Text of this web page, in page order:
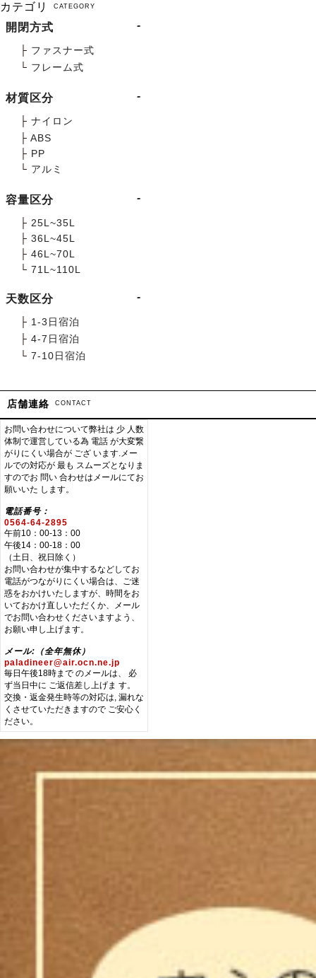
カテゴリ CATEGORY
開閉方式
├ ファスナー式
└ フレーム式
材質区分
├ ナイロン
├ ABS
├ PP
└ アルミ
容量区分
├ 25L~35L
├ 36L~45L
├ 46L~70L
└ 71L~110L
天数区分
├ 1-3日宿泊
├ 4-7日宿泊
└ 7-10日宿泊
店舗連絡 CONTACT
お問い合わせについて弊社は 少 人数
体制で運営している為 電話 が大変繋
がりにくい場合が ござ います.メー
ルでの対応が 最も スムーズとなりま
すのでお 問い 合わせはメールにてお
願いいた します。
電話番号：
0564-64-2895
午前10：00-13：00
午後14：00-18：00
（土日、祝日除く）
お問い合わせが集中するなどしてお
電話がつながりにくい場合は、ご迷
惑をおかけいたしますが、時間をお
いておかけ直しいただくか、メール
でお問い合わせくださいますよう、
お願い申し上げます。
メール:（全年無休）
paladineer@air.ocn.ne.jp
毎日午後18時まで のメールは、 必
ず当日中に ご返信差し上げま す。
交換・返金発生時等の対応は, 漏れな
くさせていただきますので ご安心く
ださい。